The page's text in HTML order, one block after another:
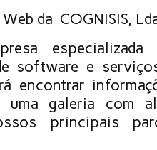
da COGNISIS,
software e
encontrar
uma galeria com
principais